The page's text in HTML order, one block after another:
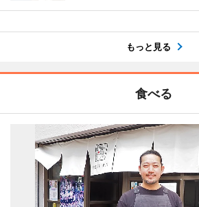
もっと見る
食べる